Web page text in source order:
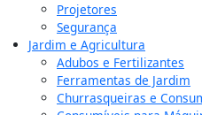
Projetores
Segurança
Jardim e Agricultura
Adubos e Fertilizantes
Ferramentas de Jardim
Churrasqueiras e